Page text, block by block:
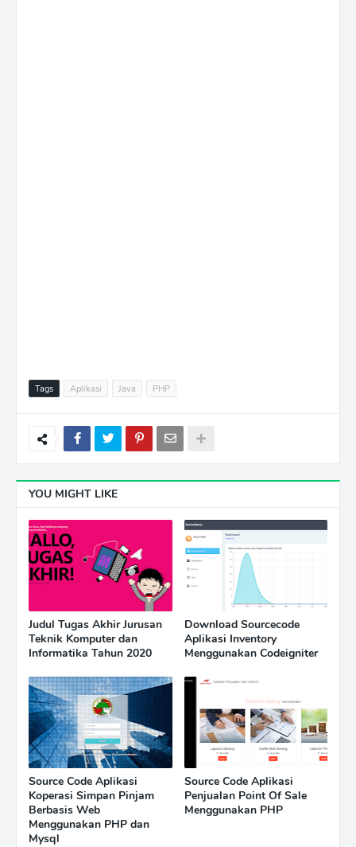
Tags Aplikasi Java PHP
YOU MIGHT LIKE
Judul Tugas Akhir Jurusan
Teknik Komputer dan
Informatika Tahun 2020
Download Sourcecode
Aplikasi Inventory
Menggunakan Codeigniter
Source Code Aplikasi
Koperasi Simpan Pinjam
Berbasis Web
Menggunakan PHP dan
Mysql
Source Code Aplikasi
Penjualan Point Of Sale
Menggunakan PHP